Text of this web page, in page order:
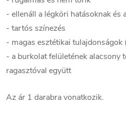
- ellenáll a légköri hatásoknak és
- tartós színezés
- magas esztétikai tulajdonságok
- a burkolat felületének alacsony
ragasztóval együtt
Az ár 1 darabra vonatkozik.